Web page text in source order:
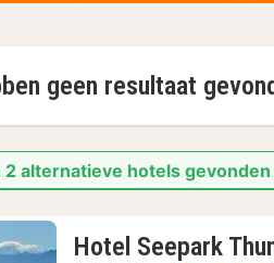
geen resultaat
2 alternatieve hotels
Hotel Seepark